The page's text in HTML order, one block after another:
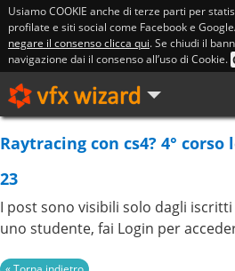
Usiamo COOKIE anche di terze parti per
profilate e siti social come Facebook e
negare il consenso clicca qui. Se chiudi il
navigazione dai il consenso all’uso di Cookie.
Raytracing con cs4? 4°
23
I post sono visibili solo dagli iscritti
uno studente, fai Login per